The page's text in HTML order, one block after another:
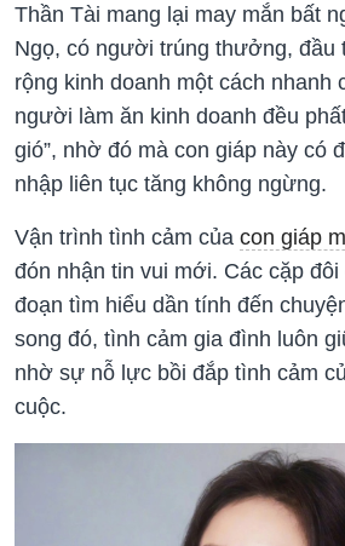
Thần Tài mang lại may mắn bất
Ngọ, có người trúng thưởng, đầu
rộng kinh doanh một cách nhanh
người làm ăn kinh doanh đều
gió”, nhờ đó mà con giáp này có
nhập liên tục tăng không ngừng.
Vận trình tình cảm của con giáp
đón nhận tin vui mới. Các cặp đôi
đoạn tìm hiểu dần tính đến
song đó, tình cảm gia đình luôn
nhờ sự nỗ lực bồi đắp tình cảm
cuộc.